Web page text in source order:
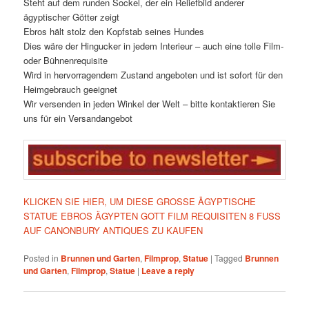
ägyptischer Götter zeigt
Ebros hält stolz den Kopfstab seines Hundes
Dies wäre der Hingucker in jedem Interieur – auch eine tolle Film-
oder Bühnenrequisite
Wird in hervorragendem Zustand angeboten und ist sofort für den
Heimgebrauch geeignet
Wir versenden in jeden Winkel der Welt – bitte kontaktieren Sie
uns für ein Versandangebot
KLICKEN SIE HIER, UM DIESE GROSSE ÄGYPTISCHE
STATUE EBROS ÄGYPTEN GOTT FILM REQUISITEN 8 FUSS
AUF CANONBURY ANTIQUES ZU KAUFEN
Posted in Brunnen und Garten,Filmprop,Statue |Tagged Brunnen
und Garten,Filmprop,Statue | Leave a reply